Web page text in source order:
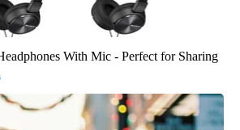
With Mic - Perfect for Sharing